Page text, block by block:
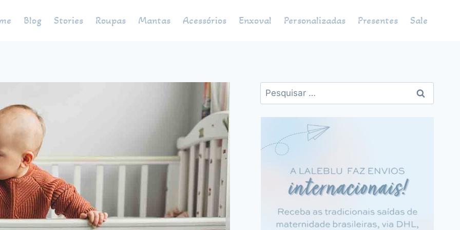
Blog Stories Roupas Mantas Acessórios Enxoval Personalizadas Presentes Sale
Pesquisar
por: